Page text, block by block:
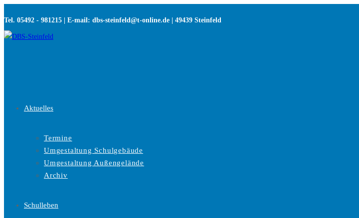
Inhalt
springen
Tel. 05492 - 981215 | E-mail: dbs-steinfeld@t-online.de | 49439 Steinfeld
Aktuelles
Termine
Umgestaltung Schulgebäude
Umgestaltung Außengelände
Archiv
Schulleben